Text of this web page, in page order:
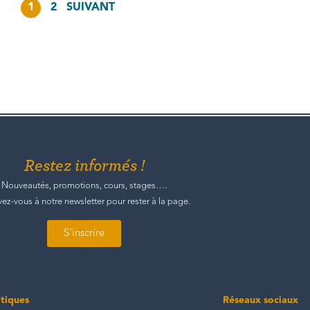
1 2 SUIVANT
Restez informés !
Nouveautés, promotions, cours, stages….
vous à notre newsletter pour rester à la page.
S'inscrire
Réseaux sociaux